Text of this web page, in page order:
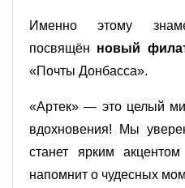
Именно этому
посвящён новый
«Почты Донбасса».
«Артек» — это целый
вдохновения! Мы
станет ярким
напомнит о чудесных